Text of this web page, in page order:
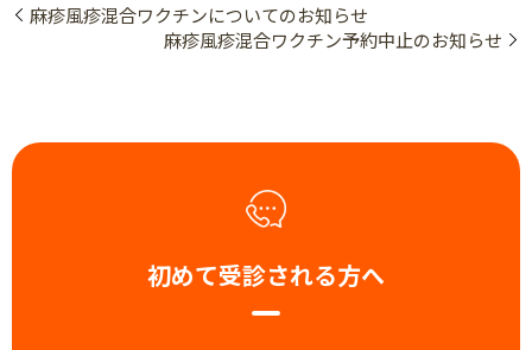
麻疹風疹混合ワクチンについてのお知らせ
麻疹風疹混合ワクチン予約中止のお知らせ
初めて受診される方へ